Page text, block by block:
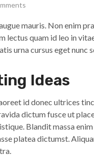
mauris. Non enim
lectus quam id leo in
urna cursus eget nunc
Ideas
id donec ultrices
dictum fusce ut
Blandit massa
platea dictumst.